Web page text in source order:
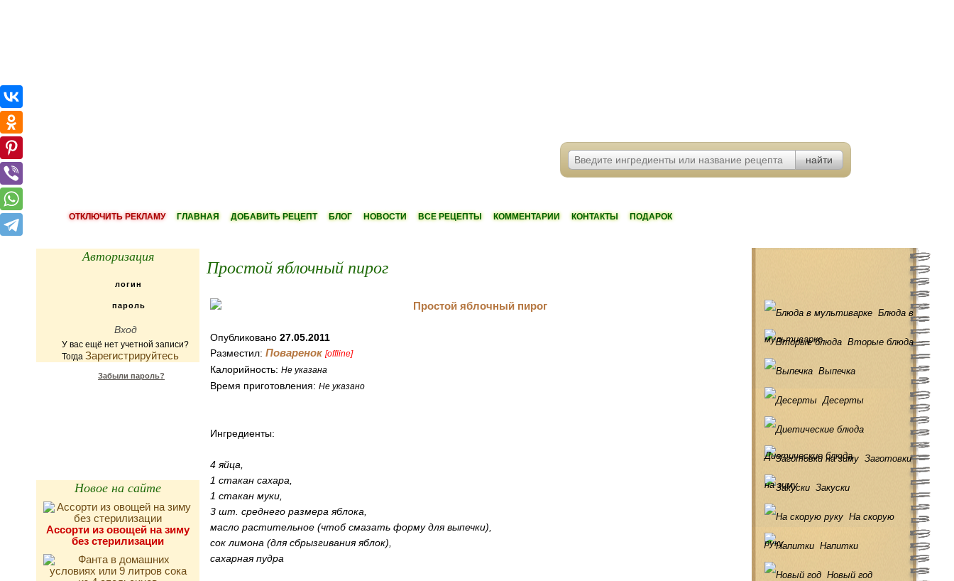
ОТКЛЮЧИТЬ РЕКЛАМУ ГЛАВНАЯ ДОБАВИТЬ РЕЦЕПТ БЛОГ НОВОСТИ ВСЕ РЕЦЕПТЫ КОММЕНТАРИИ КОНТАКТЫ ПОДАРОК
Авторизация
У вас ещё нет учетной записи?
Тогда Зарегистрируйтесь
Забыли пароль?
Новое на сайте
Ассорти из овощей на зиму
без стерилизации
Простой яблочный пирог
Опубликовано 27.05.2011
Разместил: Поваренок [offline]
Калорийность: Не указана
Время приготовления: Не указано
Ингредиенты:
4 яйца,
1 стакан сахара,
1 стакан муки,
3 шт. среднего размера яблока,
масло растительное (чтоб смазать форму для выпечки),
сок лимона (для сбрызгивания яблок),
сахарная пудра
Блюда в
мультиварке Вторые блюда
Выпечка
Десерты
Диетические блюда Заготовки
на зиму Закуски
На скорую
руку Напитки
Новый год